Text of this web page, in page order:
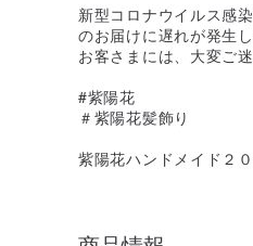
新型コロナウイルス感
のお届けに遅れが発生し
お客さまには、大変ご
#紫陽花
＃紫陽花髪飾り
紫陽花ハンドメイド２